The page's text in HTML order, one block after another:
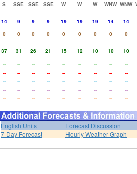
S SSE SSE SSE W W W WNW WNW
14 9 9 9 19 19 19 14
14
0 0 0 0 0 0 0 0
0
37 31 26 21 15 12 10 10
10
-- -- -- -- -- -- -- --
--
-- -- -- -- -- -- -- --
--
-- -- -- -- -- -- -- --
--
-- -- -- -- -- -- -- --
--
-- -- -- -- -- -- -- -- --
English Units
Forecast Discussion
7-Day Forecast
Hourly Weather Graph